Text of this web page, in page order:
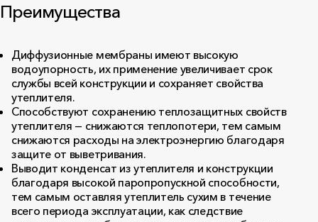
Преимущества
Диффузионные мембраны имеют высокую
водоупорность, их применение увеличивает срок
службы всей конструкции и сохраняет свойства
утеплителя.
Способствуют сохранению теплозащитных свойств
утеплителя — снижаются теплопотери, тем самым
снижаются расходы на электроэнергию благодаря
защите от выветривания.
Выводит конденсат из утеплителя и конструкции
благодаря высокой паропропускной способности,
тем самым оставляя утеплитель сухим в течение
всего периода эксплуатации, как следствие